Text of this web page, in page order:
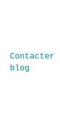
blog